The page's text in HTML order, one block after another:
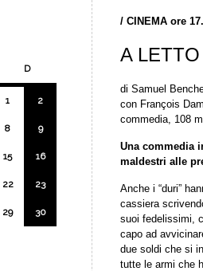
/ CINEMA ore
A
di Samuel
con François
commedia, 108
Una commedia
maldestri alle
Anche i “duri”
cassiera
suoi fedelissimi,
capo ad
due soldi che si
tutte le armi che
D
1 2
8 9
15 16
22 23
29 30